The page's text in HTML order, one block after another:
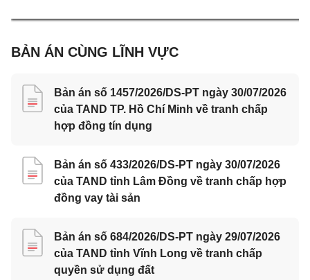
BẢN ÁN CÙNG LĨNH VỰC
Bản án số 1457/2026/DS-PT ngày 30/07/2026
của TAND TP. Hồ Chí Minh về tranh chấp
hợp đồng tín dụng
Bản án số 433/2026/DS-PT ngày 30/07/2026
của TAND tỉnh Lâm Đồng về tranh chấp hợp
đồng vay tài sản
Bản án số 684/2026/DS-PT ngày 29/07/2026
của TAND tỉnh Vĩnh Long về tranh chấp
quyền sử dụng đất